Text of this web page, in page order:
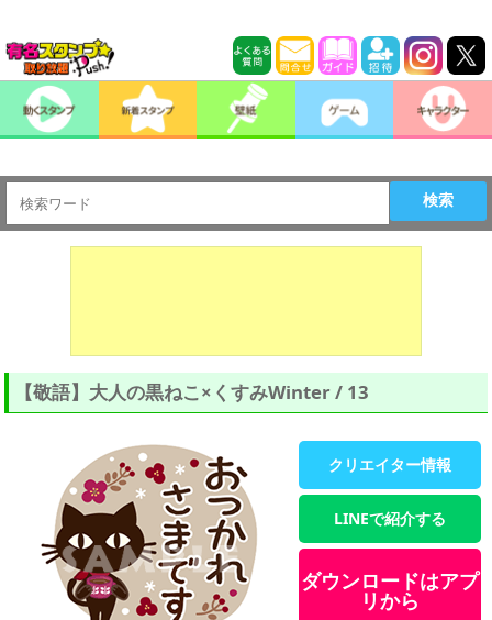
検索
【敬語】大人の黒ねこ×くすみWinter / 13
クリエイター情報
LINEで紹介する
ダウンロードはアプ
リから